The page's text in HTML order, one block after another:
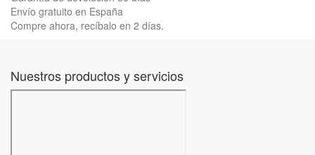
Envío gratuito en España
Compre ahora, recíbalo en 2 días.
Nuestros productos y servicios